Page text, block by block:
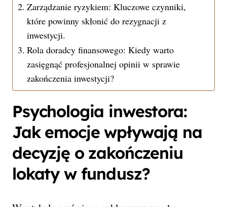
Zarządzanie ryzykiem: Kluczowe czynniki,
które powinny skłonić do rezygnacji z
inwestycji.
Rola doradcy finansowego: Kiedy warto
zasięgnąć profesjonalnej opinii w sprawie
zakończenia inwestycji?
Psychologia inwestora:
Jak emocje wpływają na
decyzję o zakończeniu
lokaty w fundusz?